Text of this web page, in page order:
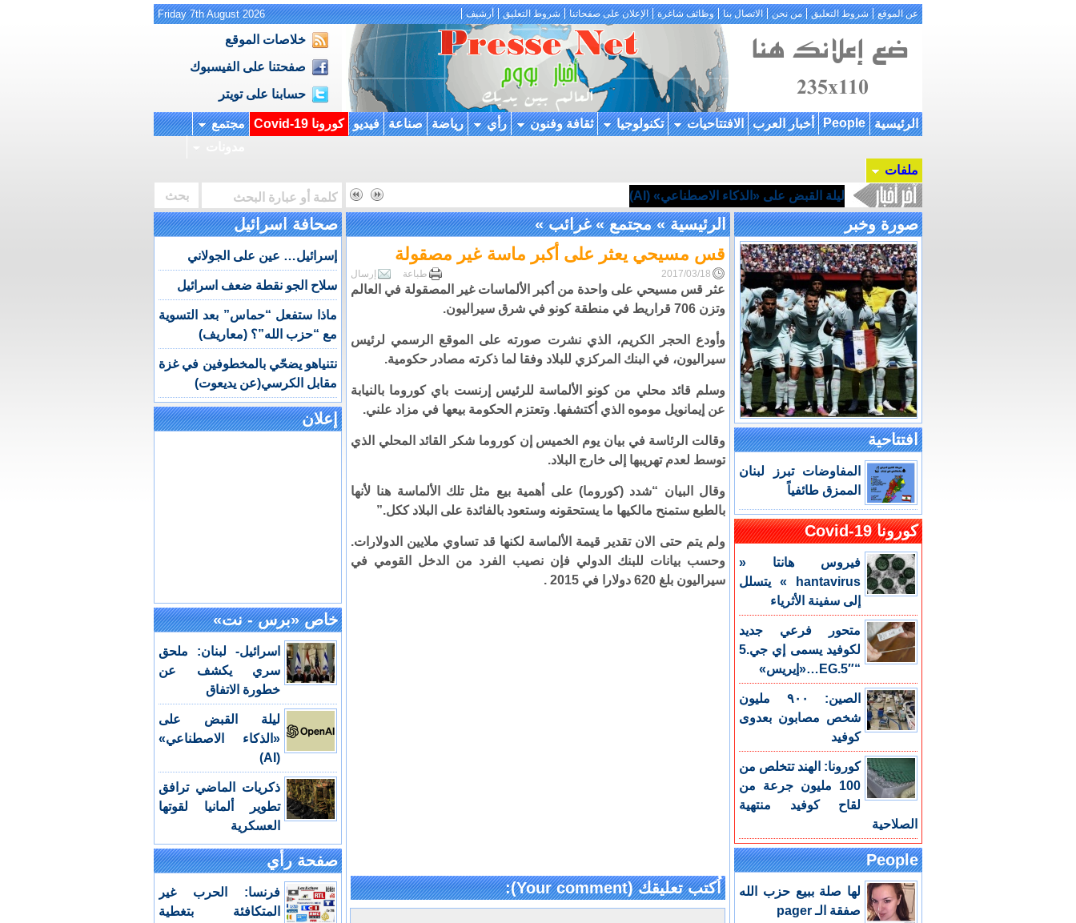
عن الموقع شروط التعليق من نحن الاتصال بنا وظائف شاغرة الإعلان على صفحاتنا شروط التعليق أرشيف Friday 7th August 2026
خلاصات الموقع
صفحتنا على الفيسبوك
حسابنا على تويتر
الرئيسية People أخبار العرب الافتتاحيات تكنولوجيا ثقافة وفنون رأي رياضة صناعة فيديو كورونا Covid-19
مجتمع
ملفات
ليلة القبض على «الذكاء الاصطناعي» (AI)
صورة وخبر
افتتاحية
المفاوضات تبرز لبنان
الممزق طائفياً
كورونا Covid-19
فيروس هانتا «
hantavirus » يتسلل
إلى سفينة الأثرياء
متحور فرعي جديد
لكوفيد يسمى إي جي.5
“EG.5″…«إيريس»
الصين: ٩٠٠ مليون
شخص مصابون بعدوى
كوفيد
كورونا: الهند تتخلص من
100 مليون جرعة من
لقاح كوفيد منتهية
الصلاحية
People
لها صلة ببيع حزب الله
صفقة الـ pager
الرئيسية»مجتمع»غرائب»
قس مسيحي يعثر على أكبر ماسة غير مصقولة
2017/03/18 إرسال طباعة
عثر قس مسيحي على واحدة من أكبر الألماسات غير المصقولة في العالم
وتزن 706 قراريط في منطقة كونو في شرق سيراليون.
وأودع الحجر الكريم، الذي نشرت صورته على الموقع الرسمي لرئيس
سيراليون، في البنك المركزي للبلاد وفقا لما ذكرته مصادر حكومية.
وسلم قائد محلي من كونو الألماسة للرئيس إرنست باي كوروما بالنيابة
عن إيمانويل موموه الذي أكتشفها. وتعتزم الحكومة بيعها في مزاد علني.
وقالت الرئاسة في بيان يوم الخميس إن كوروما شكر القائد المحلي الذي
توسط لعدم تهريبها إلى خارج البلاد.
وقال البيان “شدد (كوروما) على أهمية بيع مثل تلك الألماسة هنا لأنها
بالطبع ستمنح مالكيها ما يستحقونه وستعود بالفائدة على البلاد ككل.”
ولم يتم حتى الان تقدير قيمة الألماسة لكنها قد تساوي ملايين الدولارات.
وحسب بيانات للبنك الدولي فإن نصيب الفرد من الدخل القومي في
سيراليون بلغ 620 دولارا في 2015 .
اُكتب تعليقك (Your comment):
صحافة اسرائيل
إسرائيل… عين على الجولاني
سلاح الجو نقطة ضعف اسرائيل
ماذا ستفعل “حماس” بعد التسوية
مع “حزب الله”؟ (معاريف)
نتنياهو يضحّي بالمخطوفين في غزة
مقابل الكرسي(عن يديعوت)
إعلان
خاص «برس - نت»
اسرائيل- لبنان: ملحق
سري يكشف عن
خطورة الاتفاق
ليلة القبض على
«الذكاء الاصطناعي»
(AI)
ذكريات الماضي ترافق
تطوير ألمانيا لقوتها
العسكرية
صفحة رأي
فرنسا: الحرب غير
المتكافئة بتغطية